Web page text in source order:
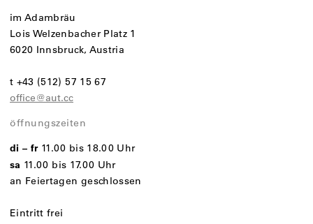
im Adambräu
Lois Welzenbacher Platz 1
6020 Innsbruck, Austria
t +43 (512) 57 15 67
office@aut.cc
öffnungszeiten
di – fr 11.00 bis 18.00 Uhr
sa 11.00 bis 17.00 Uhr
an Feiertagen geschlossen
Eintritt frei